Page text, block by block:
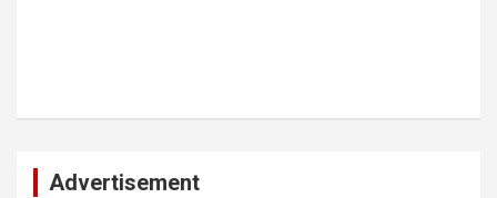
Advertisement